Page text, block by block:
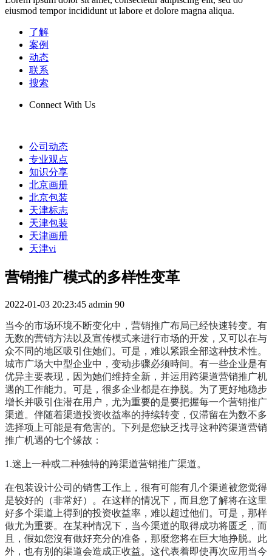
eiusmod tempor incididunt ut labore et dolore magna aliqua.
了解
案例
动态
联系
搜索
Connect With Us
公司动态
专业观点
知识分享
北京画册
北京包装
天津标志
天津包装
天津画册
天津vi
营销推广模式的多样性变革
2022-01-03 20:23:45 admin 90
当今的市场环境不断变化中，营销推广布局已经快速转变。有
无数的营销方法以及宣传模式来进行市场的开发，又可以在与
众不同的地区吸引住她们。可是，难以紧跟全部这种技术性。
城市广场大中型企业中，变动步骤必须時间。有一些企业是有
优异主要表现，因为她们维持全新，并运用跨渠道营销推广机
遇的工作能力。可是，很多企业都是在挣脱。为了更好地稳步
增长并吸引住潜在用户，尤为重要的是要把握每一个营销推广
渠道。伴随着渠道投资收益率的持续转变，仅滞留在为数不多
选择项上可能是有危害的。下列是您缺乏找寻这种跨渠道营销
推广机遇的七个缘故：
1.迷上一种或二种独特的跨渠道营销推广渠道。
在包装设计公司的销售工作上，很有可能有几个渠道被您觉得
是较好的（非常好）。在这样的情况下，而且您了解将在这里
好多个渠道上得到的投资收益率，难以超过他们。可是，那样
做尤为重要。在某种情况下，当今渠道的取得成功将匮乏，而
且，假如您沒有做好充分的准备，那麼您将在巨大地挣脱。此
外，也有别的渠道会造成正收益。这代表着即使再次应用当今